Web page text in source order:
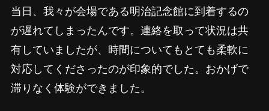
当日、我々が会場である明治記念館に到着するの
が遅れてしまったんです。連絡を取って状況は共
有していましたが、時間についてもとても柔軟に
対応してくださったのが印象的でした。おかげで
滞りなく体験ができました。